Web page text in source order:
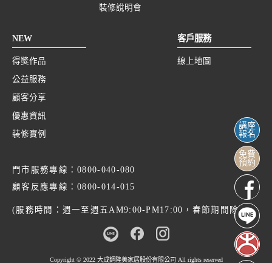
裝修說明會
NEW
得獎作品
公益服務
顧客分享
優惠資訊
裝修實例
客戶服務
線上地圖
門市服務專線：0800-040-080
顧客反應專線：0800-014-015
(服務時間：週一至週五AM9:00-PM17:00，春節期間除外)
Copyright © 2022 大成鋼隆美家居股份有限公司 All rights reserved
講座
報名
免費
預約